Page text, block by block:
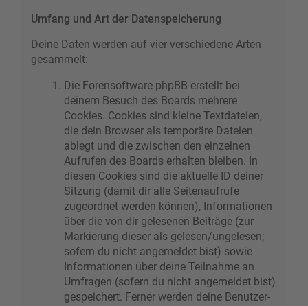
Umfang und Art der Datenspeicherung
Deine Daten werden auf vier verschiedene Arten
gesammelt:
Die Forensoftware phpBB erstellt bei
deinem Besuch des Boards mehrere
Cookies. Cookies sind kleine Textdateien,
die dein Browser als temporäre Dateien
ablegt und die zwischen den einzelnen
Aufrufen des Boards erhalten bleiben. In
diesen Cookies sind die aktuelle ID deiner
Sitzung (damit dir alle Seitenaufrufe
zugeordnet werden können), Informationen
über die von dir gelesenen Beiträge (zur
Markierung dieser als gelesen/ungelesen;
sofern du nicht angemeldet bist) sowie
Informationen über deine Teilnahme an
Umfragen (sofern du nicht angemeldet bist)
gespeichert. Ferner werden deine Benutzer-